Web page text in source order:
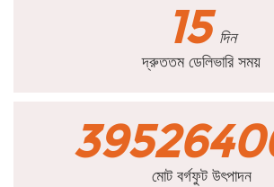
15 দিন
দ্রুততম ডেলিভারি সময়
মোট বর্গফুট উৎপাদন